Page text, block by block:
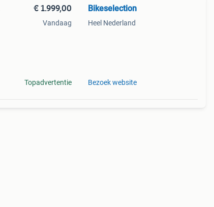
€ 1.999,00
Vandaag
Topadvertentie
Bikeselection
Heel Nederland
Bezoek website